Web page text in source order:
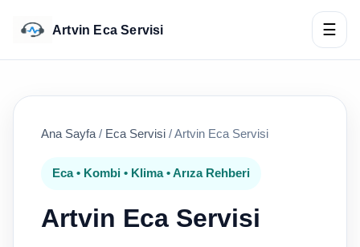
Artvin Eca Servisi ☰
Ana Sayfa / Eca Servisi /Artvin Eca Servisi
Eca • Kombi • Klima • Arıza Rehberi
Artvin Eca Servisi